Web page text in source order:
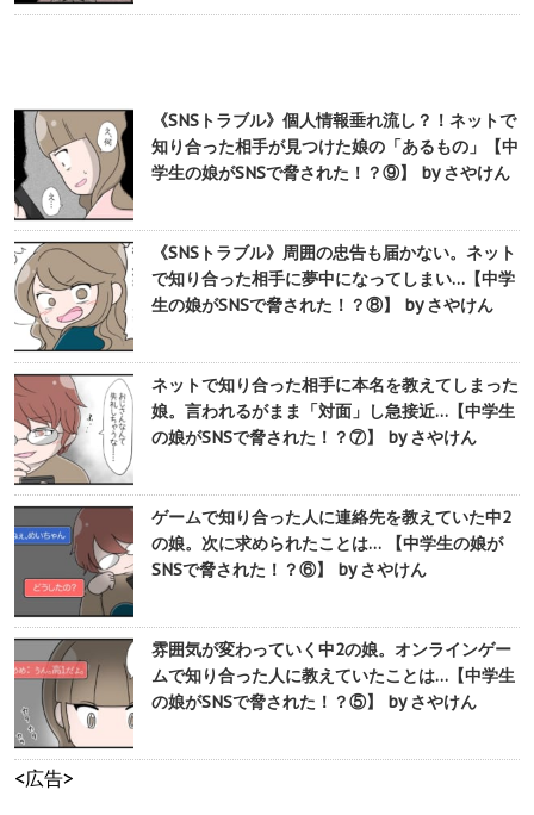
《SNSトラブル》個人情報垂れ流し？！ネットで
知り合った相手が見つけた娘の「あるもの」【中
学生の娘がSNSで脅された！？⑨】 by さやけん
《SNSトラブル》周囲の忠告も届かない。ネット
で知り合った相手に夢中になってしまい…【中学
生の娘がSNSで脅された！？⑧】 by さやけん
ネットで知り合った相手に本名を教えてしまった
娘。言われるがまま「対面」し急接近…【中学生
の娘がSNSで脅された！？⑦】 by さやけん
ゲームで知り合った人に連絡先を教えていた中2
の娘。次に求められたことは… 【中学生の娘が
SNSで脅された！？⑥】 by さやけん
雰囲気が変わっていく中2の娘。オンラインゲー
ムで知り合った人に教えていたことは…【中学生
の娘がSNSで脅された！？⑤】 by さやけん
<広告>